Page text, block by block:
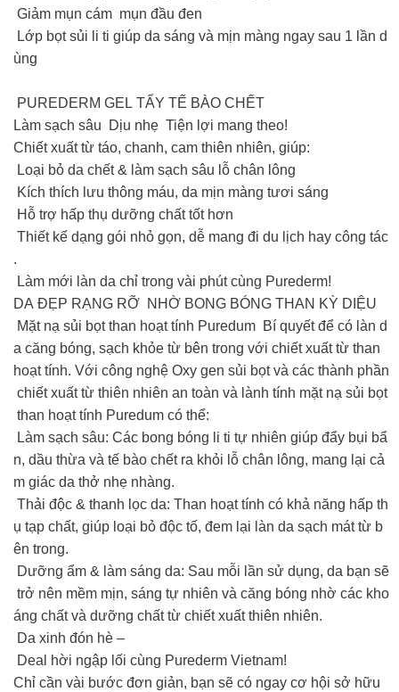
️ Giảm mụn cám mụn đầu đen
️ Lớp bọt sủi li ti giúp da sáng và mịn màng ngay sau 1 lần d
ùng
PUREDERM GEL TẨY TẾ BÀO CHẾT
Làm sạch sâu Dịu nhẹ Tiện lợi mang theo!
Chiết xuất từ táo, chanh, cam thiên nhiên, giúp:
Loại bỏ da chết & làm sạch sâu lỗ chân lông
Kích thích lưu thông máu, da mịn màng tươi sáng
Hỗ trợ hấp thụ dưỡng chất tốt hơn
Thiết kế dạng gói nhỏ gọn, dễ mang đi du lịch hay công tác
.
Làm mới làn da chỉ trong vài phút cùng Purederm!
DA ĐẸP RẠNG RỠ NHỜ BONG BÓNG THAN KỲ DIỆU
Mặt nạ sủi bọt than hoạt tính Puredum Bí quyết để có làn d
a căng bóng, sạch khỏe từ bên trong với chiết xuất từ than
hoạt tính. Với công nghệ Oxy gen sủi bọt và các thành phần
chiết xuất từ thiên nhiên an toàn và lành tính mặt nạ sủi bọt
than hoạt tính Puredum có thể:
Làm sạch sâu: Các bong bóng li ti tự nhiên giúp đẩy bụi bẩ
n, dầu thừa và tế bào chết ra khỏi lỗ chân lông, mang lại cả
m giác da thở nhẹ nhàng.
Thải độc & thanh lọc da: Than hoạt tính có khả năng hấp th
ụ tạp chất, giúp loại bỏ độc tố, đem lại làn da sạch mát từ b
ên trong.
Dưỡng ẩm & làm sáng da: Sau mỗi lần sử dụng, da bạn sẽ
trở nên mềm mịn, sáng tự nhiên và căng bóng nhờ các kho
áng chất và dưỡng chất từ chiết xuất thiên nhiên.
Da xinh đón hè –
Deal hời ngập lối cùng Purederm Vietnam!
Chỉ cần vài bước đơn giản, bạn sẽ có ngay cơ hội sở hữu